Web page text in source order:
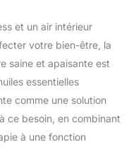
et un air intérieur
votre bien-être, la
saine et apaisante est
essentielles
comme une solution
ce besoin, en combinant
à une fonction